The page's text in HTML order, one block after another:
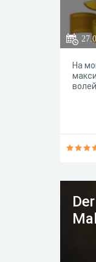
На